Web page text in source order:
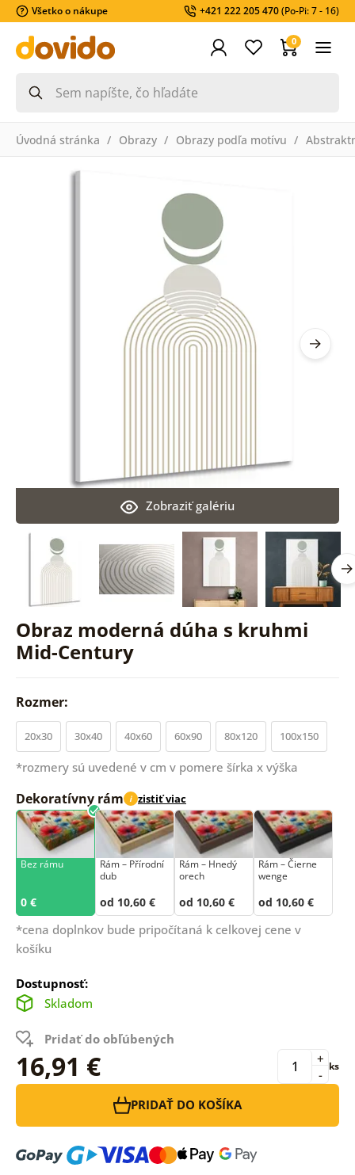
Všetko o nákupe +421 222 205 470(Po-Pi: 7 - 16)
0
Úvodná stránka Obrazy Obrazy podľa motívu
Obraz moderná dúha s kruhmi
Mid-Century
Zobraziť galériu
Rozmer:
20x30 30x40 40x60 60x90 80x120 100x150
*rozmery sú uvedené v cm v pomere šírka x výška
Dekoratívny rám i zistiť viac
Bez rámu
0 €
Rám –⁠⁠⁠⁠⁠⁠ Přírodní
dub
od 10,60 €
Rám – Hnedý
orech
od 10,60 €
Rám – Čierne
wenge
od 10,60 €
*cena doplnkov bude pripočítaná k celkovej cene v
košíku
Dostupnosť:
Skladom
Pridať do obľúbených
16,91 € -
+ ks
PRIDAŤ DO KOŠÍKA